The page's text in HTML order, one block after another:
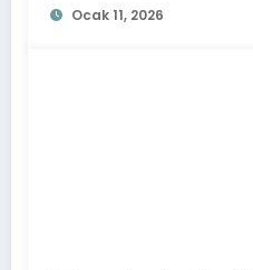
Ocak 11, 2026